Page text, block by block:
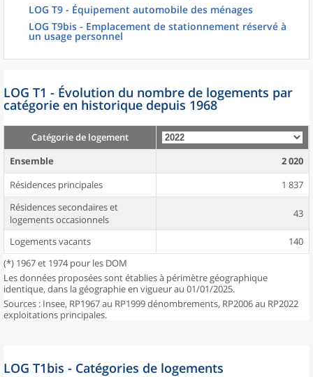
LOG T9 - Équipement automobile des ménages
LOG T9bis - Emplacement de stationnement réservé à
un usage personnel
LOG T1 - Évolution du nombre de logements par
catégorie en historique depuis 1968
Catégorie de logement
Ensemble
2 020
Résidences principales
1 837
Résidences secondaires et
logements occasionnels
43
Logements vacants
140
(*) 1967 et 1974 pour les DOM
Les données proposées sont établies à périmètre géographique
identique, dans la géographie en vigueur au 01/01/2025.
Sources : Insee, RP1967 au RP1999 dénombrements, RP2006 au RP2022
exploitations principales.
LOG T1bis - Catégories de logements